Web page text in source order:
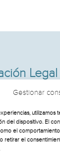
Gestionar
del dispositivo. El
el
retirar el
Legal
cookies